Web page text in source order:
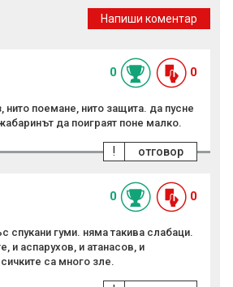
Напиши коментар
0 0
нито поемане, нито защита. да пусне
да поиграят поне малко.
отговор
!
0 0
спукани гуми. няма такива слабаци.
и аспарухов, и атанасов, и
са много зле.